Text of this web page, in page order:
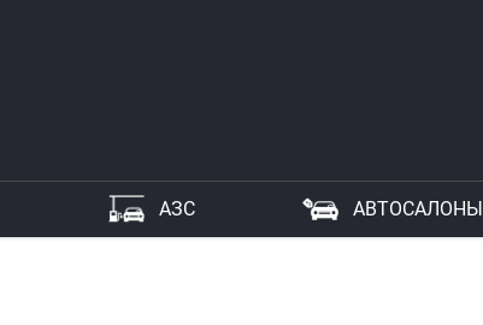
АЗС АВТОСАЛОНЫ